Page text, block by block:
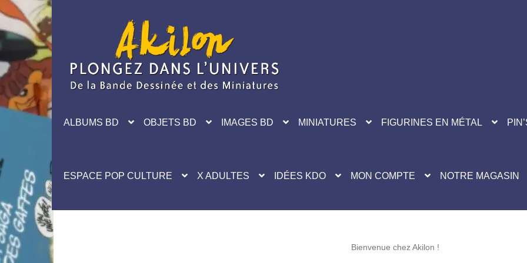
navigation
ALBUMS BD OBJETS BD IMAGES BD MINIATURES FIGURINES EN MÉTAL
ESPACE POP CULTURE X ADULTES IDÉES KDO MON COMPTE NOTRE MAGASIN
Bienvenue chez Akilon !